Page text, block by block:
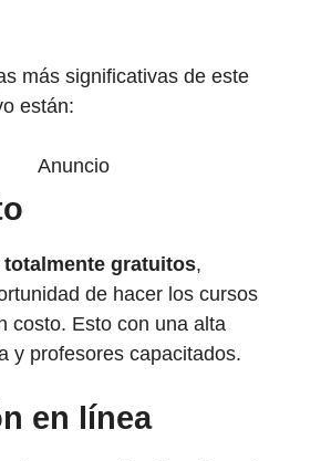
más significativas de este
están:
Anuncio
totalmente gratuitos,
de hacer los cursos
costo. Esto con una alta
y profesores capacitados.
en línea